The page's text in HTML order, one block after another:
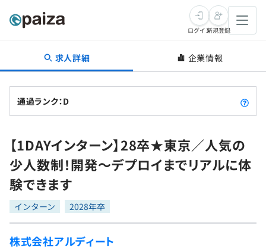
転職・キャリア
転職成功ガイド
転職エージェント
インタビュー
転職成功ガイド
新卒就活
求人検索
本選考
インターン
新卒エージェント
学習
問題集
4択課題
プログラミング言語
ゲーム・マンガ
ログイン新規登録
求人詳細 企業情報
通過ランク：D
【1DAYインターン】28卒★東京／人気の
少人数制！開発〜デプロイまでリアルに体
験できます
インターン 2028年卒
株式会社アルディート